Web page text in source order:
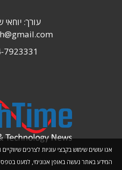
אנו עושים שימוש בקבצי עוגיות לצרכים
המידע באתר נעשה באופן אנונימי, למעט
עורך: יוחאי
7923331